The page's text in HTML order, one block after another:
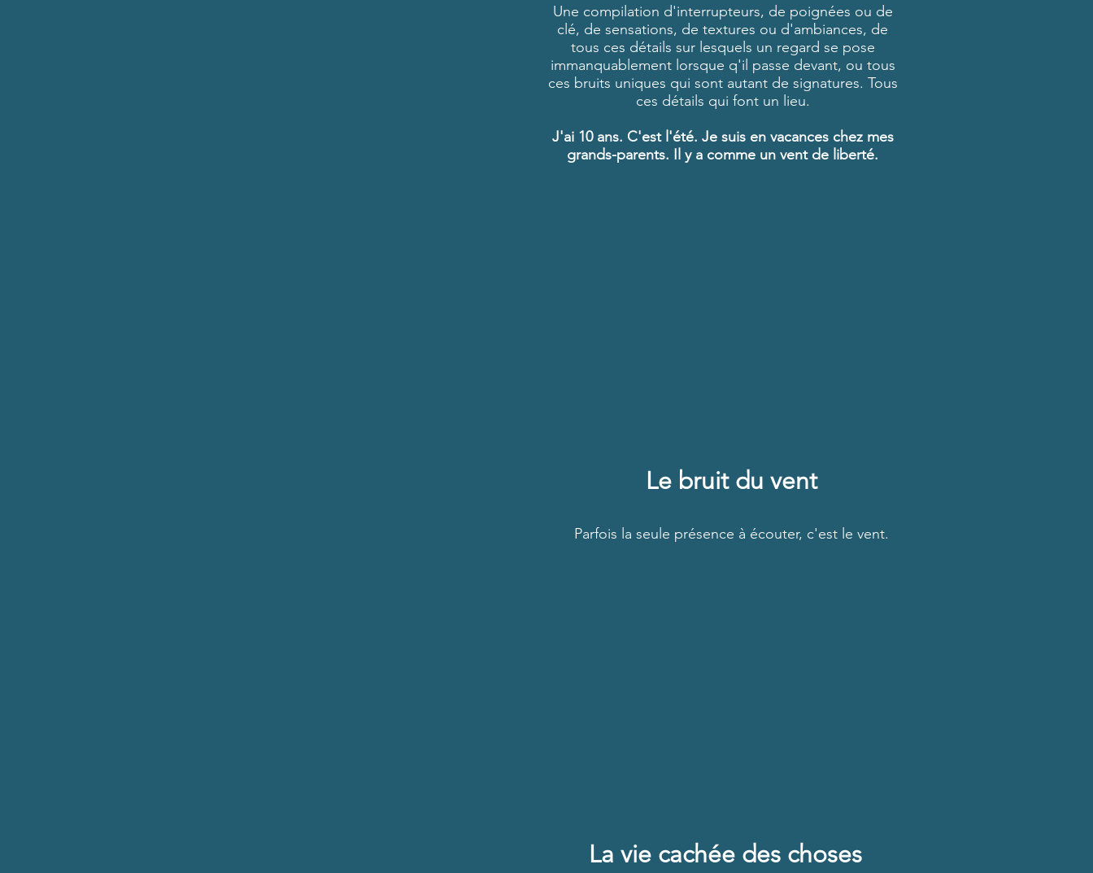
Une compilation d'interrupteurs, de poignées ou de
clé, de sensations, de textures ou d'ambiances, de
tous ces détails sur lesquels un regard se pose
immanquablement lorsque q'il passe devant, ou tous
ces bruits uniques qui sont autant de signatures. Tous
ces détails qui font un lieu.
J'ai 10 ans. C'est l'été. Je suis en vacances chez mes
grands-parents. Il y a comme un vent de liberté.
Le bruit du vent
Parfois la seule présence à écouter, c'est le vent.
La vie cachée des choses